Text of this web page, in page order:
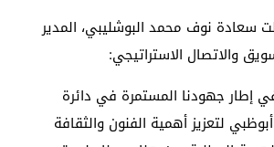
سعادة نوف محمد البوشليبي، المدير
والاتصال الاستراتيجي:
إطار جهودنا المستمرة في دائرة
لتعزيز أهمية الفنون والثقافة